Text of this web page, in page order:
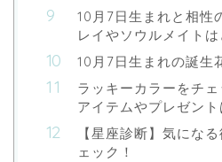
10月7日生まれと相性
レイやソウルメイトは
10月7日生まれの誕生
ラッキーカラーをチ
アイテムやプレゼント
【星座診断】気にな
ェック！